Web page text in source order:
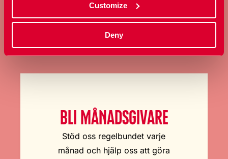
Customize
Deny
Ge en gåva
BLI MÅNADSGIVARE
Stöd oss regelbundet varje
månad och hjälp oss att göra